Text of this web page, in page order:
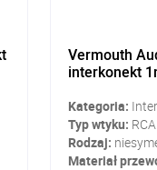
Vermouth
interkonekt
Kategoria:
Typ wtyku:
Rodzaj:
Materiał